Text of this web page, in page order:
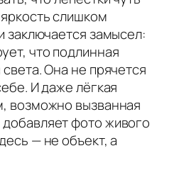
слишком
заключается замысел:
что подлинная
Она не прячется
И даже лёгкая
возможно вызванная
фото живого
— не объект, а